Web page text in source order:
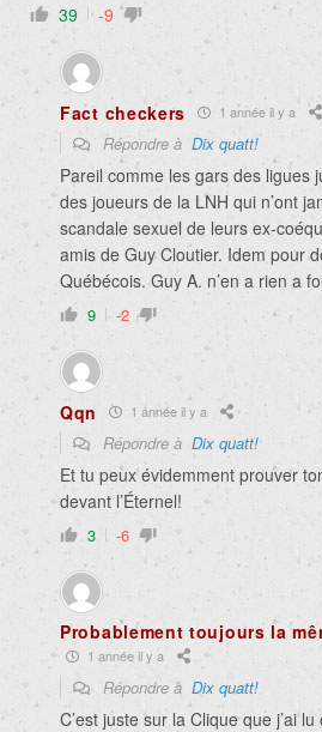
39 -9
Fact checkers 1 année il y a
Répondre à Dix quatt!
Pareil comme les gars des ligues
des joueurs de la LNH qui n’ont
scandale sexuel de leurs ex-
amis de Guy Cloutier. Idem pour
Québécois. Guy A. n’en a rien a
9 -2
Qqn 1 année il y a
Répondre à Dix quatt!
Et tu peux évidemment prouver
devant l’Éternel!
3 -6
Probablement toujours la
1 année il y a
Répondre à Dix quatt!
C’est juste sur la Clique que j’ai